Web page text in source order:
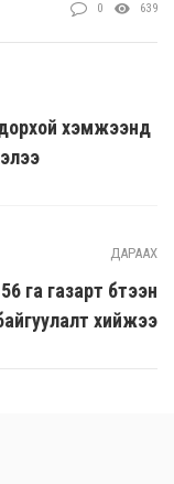
0 639
хэмжээнд
ДАРААХ
га газарт бүтээн
хийжээ